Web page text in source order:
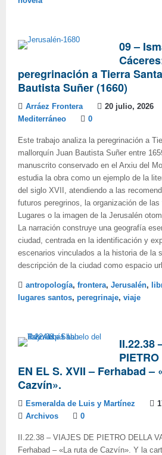
09 –
peregrinación a Tierra
Bautista Suñer (1660)
Arráez Frontera 20 julio, 2026
Mediterráneo
0
Este trabajo analiza la peregrinación a
mallorquín Juan Bautista Suñer entre
manuscrito conservado en el Arxiu del
estudia la obra como un ejemplo de la
del siglo XVII, atendiendo a las
futuros peregrinos, la organización de
Lugares o la imagen de la Jerusalén
La narración construye una geografía
ciudad, centrada en la identificación y
escenarios vinculados a la historia de la
descripción de la ciudad como espacio
antropología, frontera, Jerusalén,
lugares santos, peregrinaje, viaje
II.22.38
EN EL S. XVII – Ferhabad –
Cazvín».
Esmeralda de Luis y Martínez
Archivos
0
II.22.38 – VIAJES DE PIETRO DELLA
Ferhabad – «La ruta de Cazvín». Y la